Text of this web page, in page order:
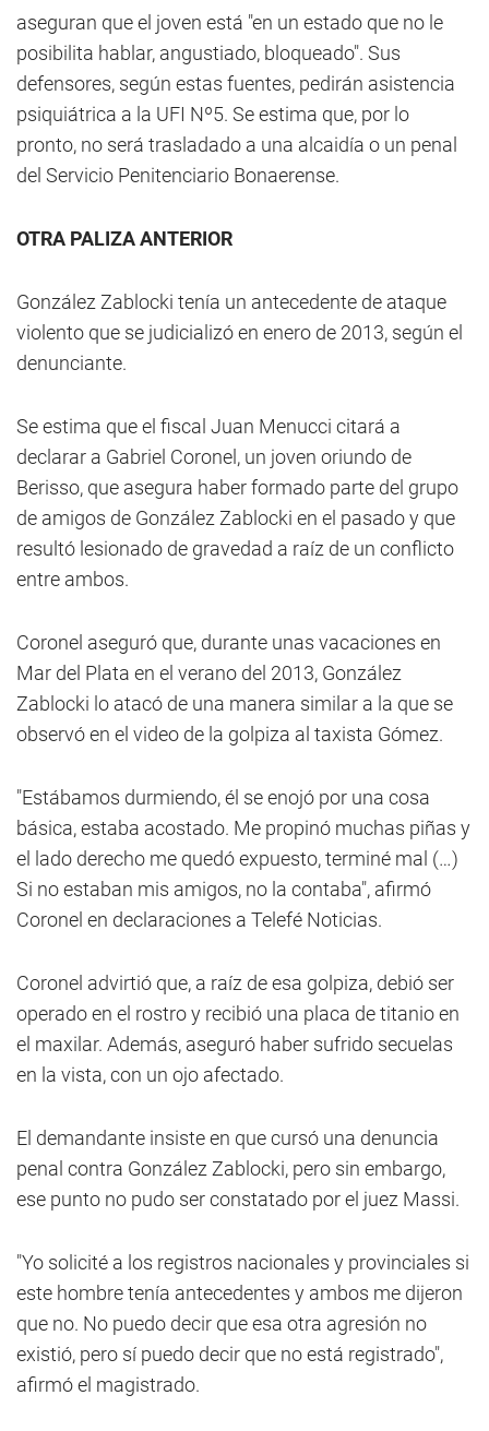
aseguran que el joven está "en un estado que no le
posibilita hablar, angustiado, bloqueado". Sus
defensores, según estas fuentes, pedirán asistencia
psiquiátrica a la UFI Nº5. Se estima que, por lo
pronto, no será trasladado a una alcaidía o un penal
del Servicio Penitenciario Bonaerense.
OTRA PALIZA ANTERIOR
González Zablocki tenía un antecedente de ataque
violento que se judicializó en enero de 2013, según el
denunciante.
Se estima que el fiscal Juan Menucci citará a
declarar a Gabriel Coronel, un joven oriundo de
Berisso, que asegura haber formado parte del grupo
de amigos de González Zablocki en el pasado y que
resultó lesionado de gravedad a raíz de un conflicto
entre ambos.
Coronel aseguró que, durante unas vacaciones en
Mar del Plata en el verano del 2013, González
Zablocki lo atacó de una manera similar a la que se
observó en el video de la golpiza al taxista Gómez.
"Estábamos durmiendo, él se enojó por una cosa
básica, estaba acostado. Me propinó muchas piñas y
el lado derecho me quedó expuesto, terminé mal (…)
Si no estaban mis amigos, no la contaba", afirmó
Coronel en declaraciones a Telefé Noticias.
Coronel advirtió que, a raíz de esa golpiza, debió ser
operado en el rostro y recibió una placa de titanio en
el maxilar. Además, aseguró haber sufrido secuelas
en la vista, con un ojo afectado.
El demandante insiste en que cursó una denuncia
penal contra González Zablocki, pero sin embargo,
ese punto no pudo ser constatado por el juez Massi.
"Yo solicité a los registros nacionales y provinciales si
este hombre tenía antecedentes y ambos me dijeron
que no. No puedo decir que esa otra agresión no
existió, pero sí puedo decir que no está registrado",
afirmó el magistrado.